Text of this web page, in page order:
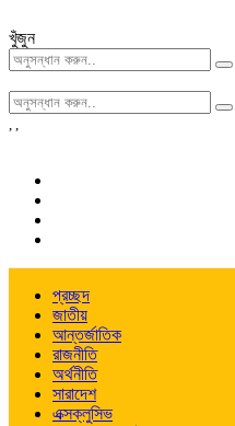
খুঁজুন
, ,
প্রচ্ছদ
জাতীয়
আন্তর্জাতিক
রাজনীতি
অর্থনীতি
সারাদেশ
এক্সক্লুসিভ